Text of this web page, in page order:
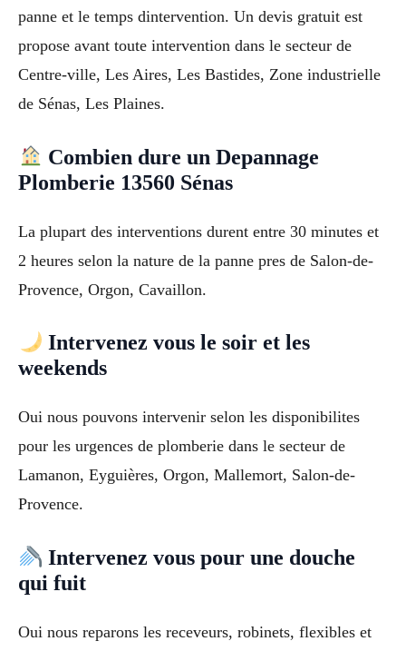
panne et le temps dintervention. Un devis gratuit est
propose avant toute intervention dans le secteur de
Centre-ville, Les Aires, Les Bastides, Zone industrielle
de Sénas, Les Plaines.
Combien dure un Depannage
Plomberie 13560 Sénas
La plupart des interventions durent entre 30 minutes et
2 heures selon la nature de la panne pres de Salon-de-
Provence, Orgon, Cavaillon.
Intervenez vous le soir et les
weekends
Oui nous pouvons intervenir selon les disponibilites
pour les urgences de plomberie dans le secteur de
Lamanon, Eyguières, Orgon, Mallemort, Salon-de-
Provence.
Intervenez vous pour une douche
qui fuit
Oui nous reparons les receveurs, robinets, flexibles et